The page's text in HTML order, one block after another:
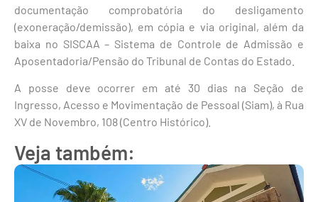
documentação comprobatória do desligamento
(exoneração/demissão), em cópia e via original, além da
baixa no SISCAA – Sistema de Controle de Admissão e
Aposentadoria/Pensão do Tribunal de Contas do Estado.
A posse deve ocorrer em até 30 dias na Seção de
Ingresso, Acesso e Movimentação de Pessoal (Siam), à Rua
XV de Novembro, 108 (Centro Histórico).
Veja também: